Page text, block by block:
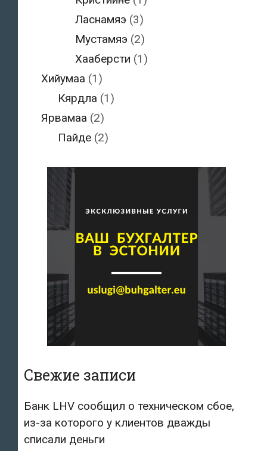
Ласнамяэ (3)
Мустамяэ (2)
Хааберсти (1)
Хийумаа (1)
Кярдла (1)
Ярвамаа (2)
Пайде (2)
Свежие записи
Банк LHV сообщил о техническом сбое,
из-за которого у клиентов дважды
списали деньги